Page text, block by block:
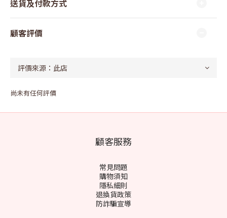
送貨及付款方式
顧客評價
尚未有任何評價
顧客服務
常見問題
購物須知
隱私細則
退換貨政策
防詐騙宣導